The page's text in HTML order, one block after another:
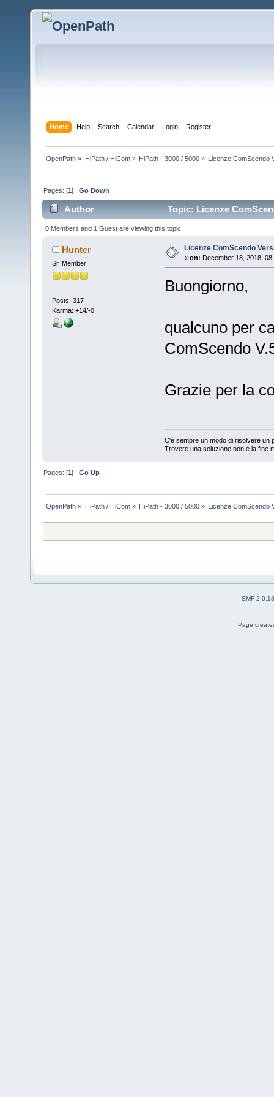
Home Help Search Calendar Login Register
OpenPath » HiPath / HiCom» HiPath - 3000 / 5000» Licenze ComScendo
Pages: [1]Go Down
Author Topic: Licenze
0 Members and 1 Guest are viewing this topic.
Hunter
Sr. Member
Posts: 317
Karma: +14/-0
Licenze ComScendo
« on: December 18, 2018,
Buongiorno,
qualcuno per
ComScendo
Grazie per la
C'è sempre un modo di risolvere un
Trovere una soluzione non è la fine
Pages: [1]Go Up
OpenPath » HiPath / HiCom» HiPath - 3000 / 5000» Licenze ComScendo
SMF 2.0.18
Page